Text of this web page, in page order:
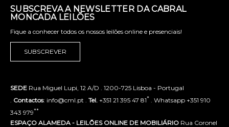
SUBSCREVA A NEWSLETTER DA CABRAL
MONCADA LEILÕES
Fique a conhecer todos os nossos leilões online e presenciais!
SUBSCREVER
SEDE Rua Miguel Lupi, 12 A/D . 1200-725 Lisboa - Portugal
Contactos: info@cml.pt . Tel. +351 21 395 47 81* . Whatsapp +351 910
343 979**
ESPAÇO ALAMEDA - LEILÕES ONLINE DE MOBILIÁRIO Rua Coronel